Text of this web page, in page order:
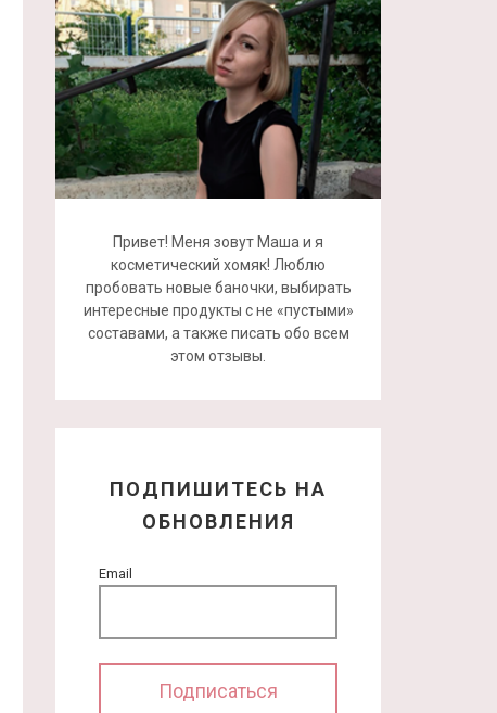
Привет! Меня зовут Маша и я
косметический хомяк! Люблю
пробовать новые баночки, выбирать
интересные продукты с не «пустыми»
составами, а также писать обо всем
этом отзывы.
ПОДПИШИТЕСЬ НА
ОБНОВЛЕНИЯ
Email